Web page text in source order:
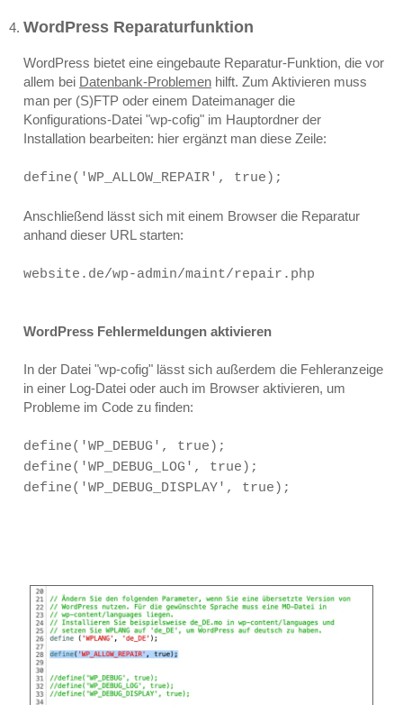
WordPress Reparaturfunktion
WordPress bietet eine eingebaute Reparatur-Funktion, die vor
allem bei Datenbank-Problemen hilft. Zum Aktivieren muss
man per (S)FTP oder einem Dateimanager die
Konfigurations-Datei "wp-cofig" im Hauptordner der
Installation bearbeiten: hier ergänzt man diese Zeile:
define('WP_ALLOW_REPAIR', true);
Anschließend lässt sich mit einem Browser die Reparatur
anhand dieser URL starten:
website.de/wp-admin/maint/repair.php
WordPress Fehlermeldungen aktivieren
In der Datei "wp-cofig" lässt sich außerdem die Fehleranzeige
in einer Log-Datei oder auch im Browser aktivieren, um
Probleme im Code zu finden:
define('WP_DEBUG', true);
define('WP_DEBUG_LOG', true);
define('WP_DEBUG_DISPLAY', true);